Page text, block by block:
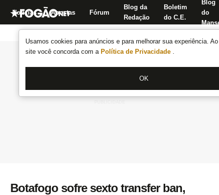
Usamos cookies para anúncios e para melhorar sua experiência.
site você concorda com a Política de Privacidade .
OK
Notícias Apostas Fórum
Blog da
Redação
Boletim
do C.E.
Blog
do
Botafogo sofre sexto transfer ban,